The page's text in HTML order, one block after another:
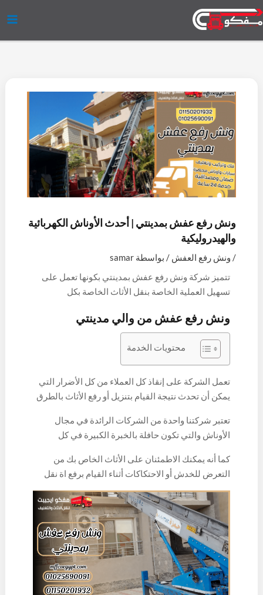
تخطي
إلى
المحتوى
ونش رفع عفش بمدينتي | أحدث الأوناش الكهربائية
والهيدروليكية
/ ونش رفع العفش / بواسطة samar
تتميز شركة ونش رفع عفش بمدينتي بكونها تعمل على
تسهيل العملية الخاصة بنقل الأثاث الخاصة بكل
أخر أو من محافظ إلى محافظة أخرى، لذا تعمل شركة
مفكو على القيام بتقديم أفضل الحلول لكل المشاكل
الخاصة بالعملاء من خلال استخدام الأوناش التي تعمل
على إنزال ورفع الأثاث من وإلى كل الأدوار المرتفعة
داخل دينتي.
ونش رفع عفش من والي مدينتي
محتويات الخدمة
تعمل الشركة على إنقاذ كل العملاء من كل الأضرار التي
يمكن أن تحدث نتيجة القيام بتنزيل أو رفع الأثاث بالطرق
يعرضه إلى الخدش أو الكسر نتيجة السلالم الضيقة أو
الاصطدام في باب العقار، ومن خلال هذا المقال سوف
نقوم بالتحدث حول شركة رفع اثاث داخل مدينتي وكل
المميزات التي تتمتع بها.
تعتبر شركتنا واحدة من الشركات الرائدة في مجال
الأوناش والتي تكون حافلة بالخبرة الكبيرة في كل
تهتم بكل التفاصيل الخاصة بالانتقال وال|أهتما بكل قطع
الأثاث، كما تمتلك الشركة الخبرة الكبيرة في رفع الأثاث
داخل مدينتي، وأيضاً في رفع كل المعدات والبضائع إلى
الأدوار العالية من دون أن يحدث له أي كسر أو ضرر.
كما أنه يمكنك الاطمئنان على الأثاث الخاص بك من
التعرض للخدش أو الاحتكاكات أثناء القيام برفع اة نقل
الطرق التقليدية أثناء النقل ولكننا نقوم بالعمل على
استخدام أحدث الطرق وأيضاً نقوم بتغليف الأثاث بشكل
جيد من أجل التأكد أنه في أمنه ولن يتعرض إلى كسر أو
خدش.
ف
ي
س
ك
إ
ن
س
ر
م
ي
و
ت
ب
و
ي
ت
ب
ن
إ